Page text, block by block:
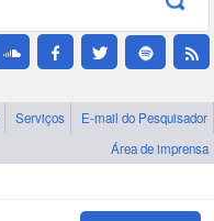
Serviços
E-mail do Pesquisador
Área de imprensa